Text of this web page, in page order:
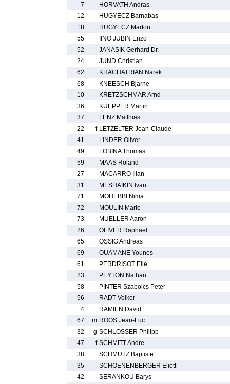
7
HORVATH Andras
12
HUGYECZ Barnabas
18
HUGYECZ Marton
55
IINO JUBIN Enzo
52
JANASIK Gerhard Dr.
24
JUND Christian
62
KHACHATRIAN Narek
68
KNEESCH Bjarne
10
KRETZSCHMAR Arnd
36
KUEPPER Martin
37
LENZ Matthias
22
f LETZELTER Jean-Claude
41
LINDER Oliver
49
LOBINA Thomas
59
MAAS Roland
27
MACARRO Ilian
31
MESHAIKIN Ivan
71
MOHEBBI Nima
72
MOULIN Marie
73
MUELLER Aaron
26
OLIVER Raphael
65
OSSIG Andreas
69
OUAMANE Younes
61
PERDRISOT Elie
23
PEYTON Nathan
58
PINTER Szabolcs Peter
56
RADT Volker
4
RAMIEN David
67
m ROOS Jean-Luc
32
g SCHLOSSER Philipp
47
f SCHMITT Andre
38
SCHMUTZ Baptiste
35
SCHOENENBERGER Eliott
42
SERANKOU Barys